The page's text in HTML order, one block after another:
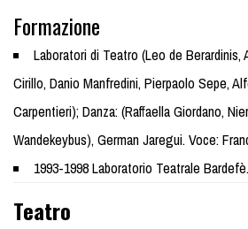
Formazione
Laboratori di Teatro (Leo de Berardinis,
Cirillo, Danio Manfredini, Pierpaolo Sepe,
Carpentieri); Danza: (Raffaella Giordano,
Wandekeybus), German Jaregui. Voce:
1993-1998 Laboratorio Teatrale Bardefè.
Teatro